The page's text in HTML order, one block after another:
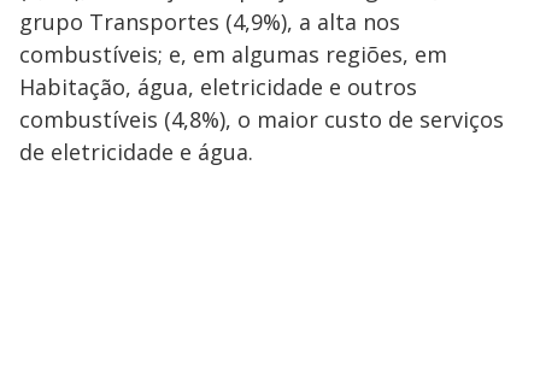
grupo Transportes (4,9%), a alta nos
combustíveis; e, em algumas regiões, em
Habitação, água, eletricidade e outros
combustíveis (4,8%), o maior custo de serviços
de eletricidade e água.